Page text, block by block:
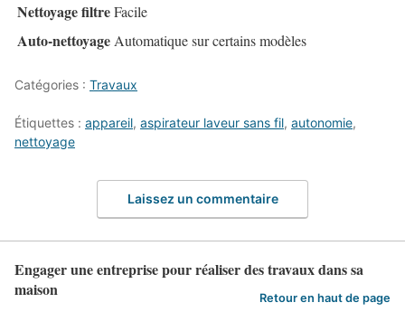
Nettoyage filtreFacile
Auto-nettoyage Automatique sur certains modèles
Catégories : Travaux
Étiquettes : appareil, aspirateur laveur sans fil, autonomie,
nettoyage
Laissez un commentaire
Engager une entreprise pour réaliser des travaux dans sa
maison
Retour en haut de page